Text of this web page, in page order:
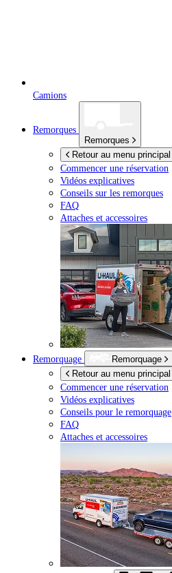
Camions
Remorques
Remorques
Retour au menu principal
Commencer une réservation
Vidéos explicatives
Conseils sur les remorques
FAQ
Attaches et accessoires
Remorquage
Remorquage
Retour au menu principal
Commencer une réservation
Vidéos explicatives
Conseils pour le remorquage
FAQ
Attaches et accessoires